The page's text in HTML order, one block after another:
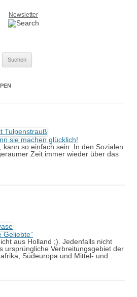
Newsletter
sie machen glücklich!
kann so einfach sein: In den Sozialen
Zeit immer wieder über das
Geliebte”
aus Holland ;). Jedenfalls nicht
ursprüngliche Verbreitungsgebiet der
Südeuropa und Mittel- und…